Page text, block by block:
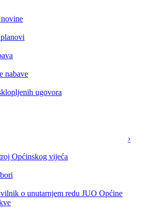
novine
nabave
ugovora
Općinskog vijeća
o unutarnjem redu JUO Općine